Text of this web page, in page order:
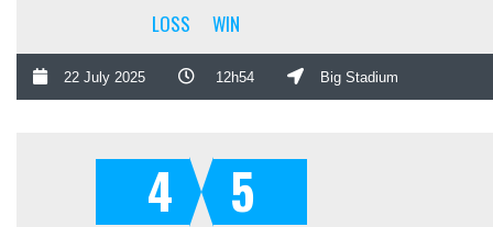
LOSS WIN
22 July 2025 12h54 Big Stadium
4 5